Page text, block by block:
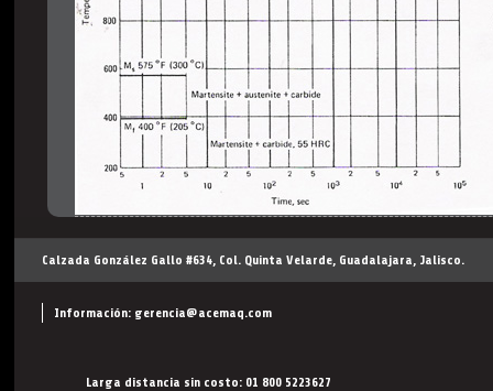
Calzada González Gallo #634, Col. Quinta Velarde, Guadalajara, Jalisco.
Información: gerencia@acemaq.com
Larga distancia sin costo: 01 800 5223627